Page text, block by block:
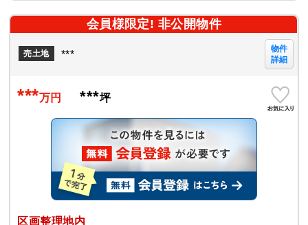
会員様限定! 非公開物件
売土地 ***
物件
詳細
***万円 ***坪
区画整理地内